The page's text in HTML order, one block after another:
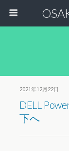
2021年12月22日
DELL
下へ